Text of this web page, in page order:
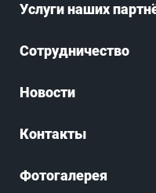
Услуги наших
Сотрудничество
Новости
Контакты
Фотогалерея